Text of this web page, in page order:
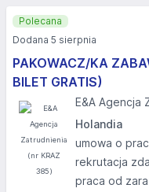
PAKOWACZ/KA
BILET GRATIS)
E&A Agencja
Holandia
umowa o
rekrutacja
praca od
Polecana
Dodana 5 sierpnia